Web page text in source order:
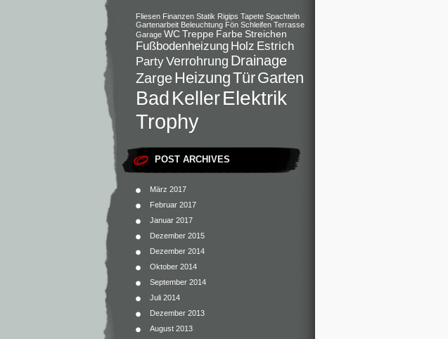
Fliesen Finanzen Statik Rigips Tapete Spachteln
Gartenarbeit Beleuchtung Fön Schleifen Terrasse
Garage WC Treppe Farbe Streichen
Fußbodenheizung Holz Estrich
PartyVerrohrung Drainage
ZargeHeizungTürGarten
Bad KellerElektrik
Trophy
POST ARCHIVES
März 2017
Februar 2017
Januar 2017
Dezember 2015
Dezember 2014
Oktober 2014
September 2014
Juli 2014
Dezember 2013
August 2013